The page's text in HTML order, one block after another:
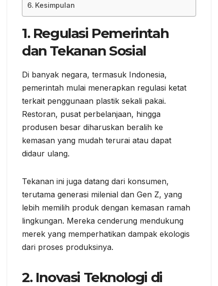
Kesimpulan
1. Regulasi Pemerintah
dan Tekanan Sosial
Di banyak negara, termasuk Indonesia,
pemerintah mulai menerapkan regulasi ketat
terkait penggunaan plastik sekali pakai.
Restoran, pusat perbelanjaan, hingga
produsen besar diharuskan beralih ke
kemasan yang mudah terurai atau dapat
didaur ulang.
Tekanan ini juga datang dari konsumen,
terutama generasi milenial dan Gen Z, yang
lebih memilih produk dengan kemasan ramah
lingkungan. Mereka cenderung mendukung
merek yang memperhatikan dampak ekologis
dari proses produksinya.
2. Inovasi Teknologi di